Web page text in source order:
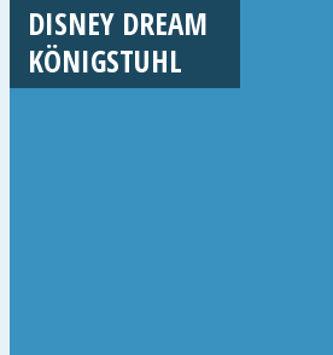
DISNEY DREAM
KÖNIGSTUHL